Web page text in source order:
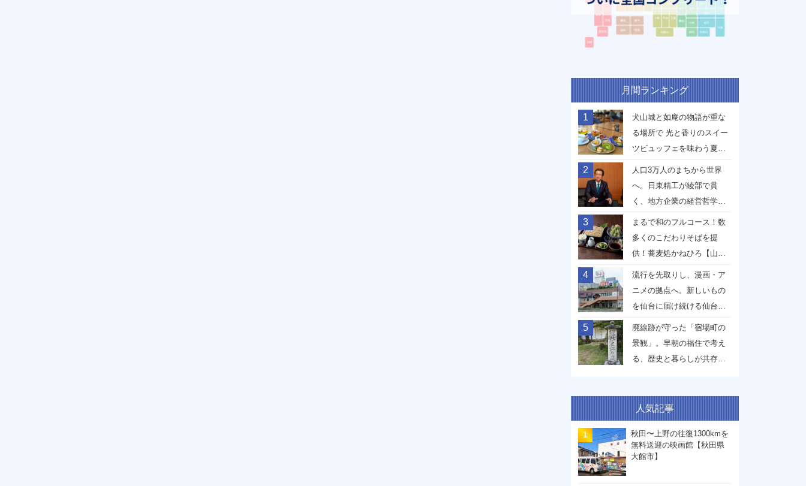
月間ランキング
1
犬山城と如庵の物語が重な
る場所で 光と香りのスイー
ツビュッフェを味わう夏
2
人口3万人のまちから世界
へ。日東精工が綾部で貫
く、地方企業の経営哲学
【京都府綾部市】
3
まるで和のフルコース！数
多くのこだわりそばを提
供！蕎麦処かねひろ【山形
県山形市】
4
流行を先取りし、漫画・ア
ニメの拠点へ。新しいもの
を仙台に届け続ける仙台駅
前イービーンズ【宮城県仙
台市】
5
廃線跡が守った「宿場町の
景観」。早朝の福住で考え
る、歴史と暮らしが共存す
人気記事
秋田〜上野の往復1300kmを
無料送迎の映画館【秋田県
大館市】